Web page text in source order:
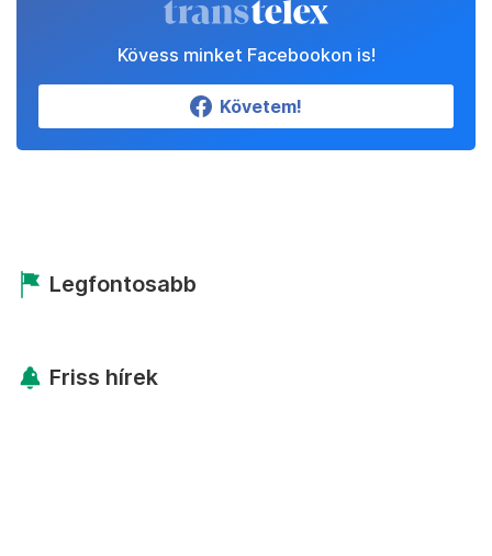
Kövess minket Facebookon is!
Követem!
Legfontosabb
Friss hírek